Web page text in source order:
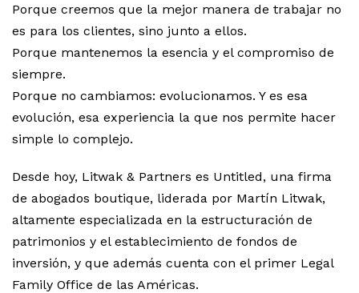
Porque creemos que la mejor manera de trabajar no
es para los clientes, sino junto a ellos.
Porque mantenemos la esencia y el compromiso de
siempre.
Porque no cambiamos: evolucionamos. Y es esa
evolución, esa experiencia la que nos permite hacer
simple lo complejo.
Desde hoy, Litwak & Partners es Untitled, una firma
de abogados boutique, liderada por Martín Litwak,
altamente especializada en la estructuración de
patrimonios y el establecimiento de fondos de
inversión, y que además cuenta con el primer Legal
Family Office de las Américas.